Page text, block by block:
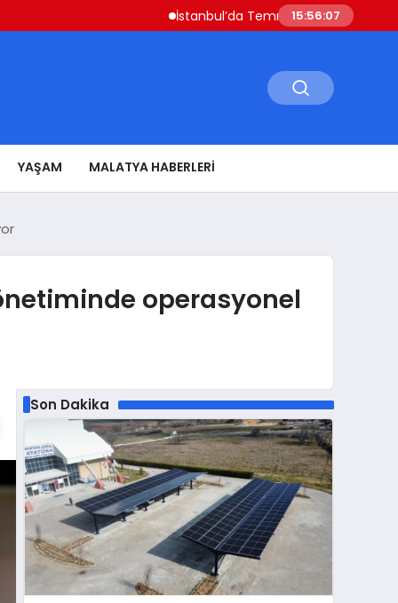
İstanbul’da Temmuz Ayı Fiyat Hareketliliği
15:56:08
YAŞAM MALATYA HABERLERI
operasyonel
Son Dakika